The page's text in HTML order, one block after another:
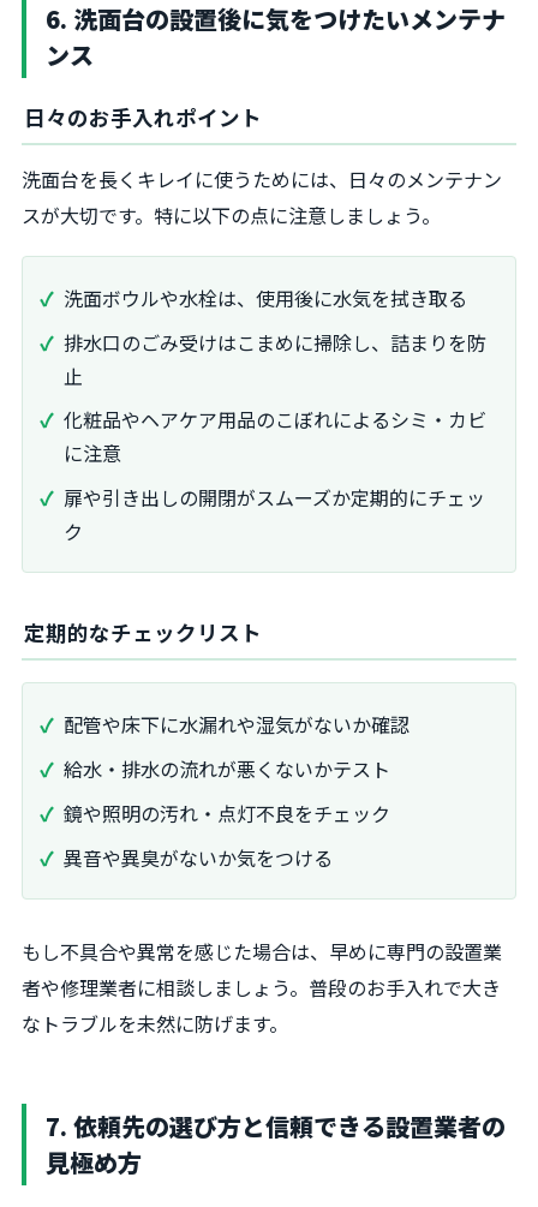
6. 洗面台の設置後に気をつけたいメンテナ
ンス
日々のお手入れポイント
洗面台を長くキレイに使うためには、日々のメンテナン
スが大切です。特に以下の点に注意しましょう。
洗面ボウルや水栓は、使用後に水気を拭き取る
排水口のごみ受けはこまめに掃除し、詰まりを防
止
化粧品やヘアケア用品のこぼれによるシミ・カビ
に注意
扉や引き出しの開閉がスムーズか定期的にチェッ
ク
定期的なチェックリスト
配管や床下に水漏れや湿気がないか確認
給水・排水の流れが悪くないかテスト
鏡や照明の汚れ・点灯不良をチェック
異音や異臭がないか気をつける
もし不具合や異常を感じた場合は、早めに専門の設置業
者や修理業者に相談しましょう。普段のお手入れで大き
なトラブルを未然に防げます。
7. 依頼先の選び方と信頼できる設置業者の
見極め方